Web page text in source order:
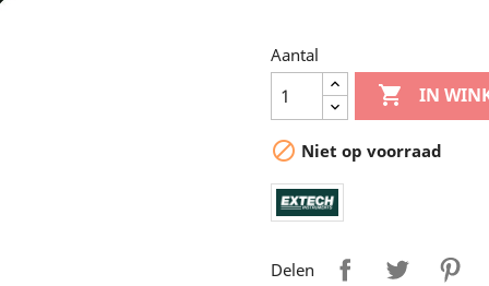
Aantal
 IN
 Niet op voorraad
Delen